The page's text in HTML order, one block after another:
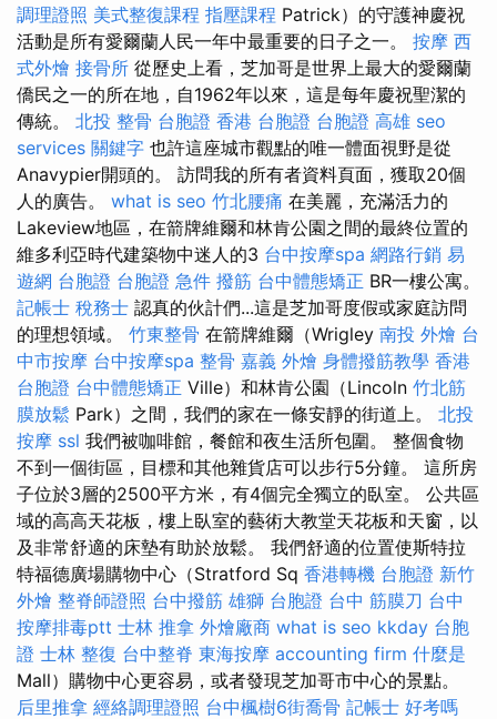
調理證照 美式整復課程 指壓課程 Patrick）的守護神慶祝
活動是所有愛爾蘭人民一年中最重要的日子之一。 按摩 西
式外燴 接骨所 從歷史上看，芝加哥是世界上最大的愛爾蘭
僑民之一的所在地，自1962年以來，這是每年慶祝聖潔的
傳統。 北投 整骨 台胞證 香港 台胞證 台胞證 高雄 seo
services 關鍵字 也許這座城市觀點的唯一體面視野是從
Anavypier開頭的。 訪問我的所有者資料頁面，獲取20個
人的廣告。 what is seo 竹北腰痛 在美麗，充滿活力的
Lakeview地區，在箭牌維爾和林肯公園之間的最終位置的
維多利亞時代建築物中迷人的3 台中按摩spa 網路行銷 易
遊網 台胞證 台胞證 急件 撥筋 台中體態矯正 BR一樓公寓。
記帳士 稅務士 認真的伙計們...這是芝加哥度假或家庭訪問
的理想領域。 竹東整骨 在箭牌維爾（Wrigley 南投 外燴 台
中市按摩 台中按摩spa 整骨 嘉義 外燴 身體撥筋教學 香港
台胞證 台中體態矯正 Ville）和林肯公園（Lincoln 竹北筋
膜放鬆 Park）之間，我們的家在一條安靜的街道上。 北投
按摩 ssl 我們被咖啡館，餐館和夜生活所包圍。 整個食物
不到一個街區，目標和其他雜貨店可以步行5分鐘。 這所房
子位於3層的2500平方米，有4個完全獨立的臥室。 公共區
域的高高天花板，樓上臥室的藝術大教堂天花板和天窗，以
及非常舒適的床墊有助於放鬆。 我們舒適的位置使斯特拉
特福德廣場購物中心（Stratford Sq 香港轉機 台胞證 新竹
外燴 整脊師證照 台中撥筋 雄獅 台胞證 台中 筋膜刀 台中
按摩排毒ptt 士林 推拿 外燴廠商 what is seo kkday 台胞
證 士林 整復 台中整脊 東海按摩 accounting firm 什麼是
Mall）購物中心更容易，或者發現芝加哥市中心的景點。
后里推拿 經絡調理證照 台中楓樹6街喬骨 記帳士 好考嗎